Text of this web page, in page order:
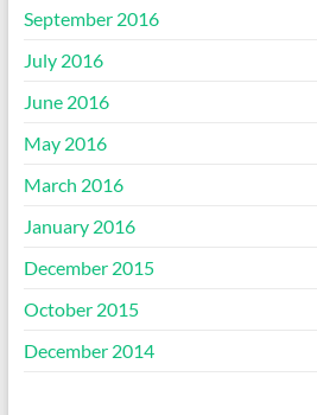
September 2016
July 2016
June 2016
May 2016
March 2016
January 2016
December 2015
October 2015
December 2014